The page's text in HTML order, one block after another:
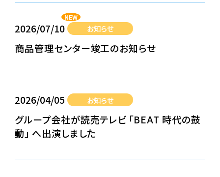
2026/07/10
NEW
お知らせ
商品管理センター竣工のお知らせ
2026/04/05 お知らせ
グループ会社が読売テレビ 「BEAT 時代の鼓
動」 へ出演しました